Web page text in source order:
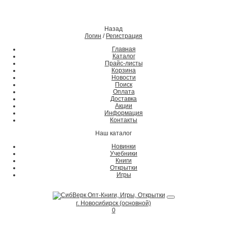
Назад
Логин / Регистрация
Главная
Каталог
Прайс-листы
Корзина
Новости
Поиск
Оплата
Доставка
Акции
Информация
Контакты
Наш каталог
Новинки
Учебники
Книги
Открытки
Игры
г. Новосибирск (основной)
0